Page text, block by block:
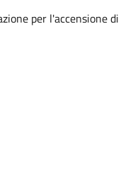
per l'accensione di